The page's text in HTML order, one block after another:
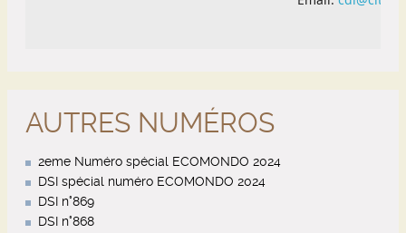
AUTRES NUMÉROS
2eme Numéro spécial ECOMONDO 2024
DSI spécial numéro ECOMONDO 2024
DSI n°869
DSI n°868